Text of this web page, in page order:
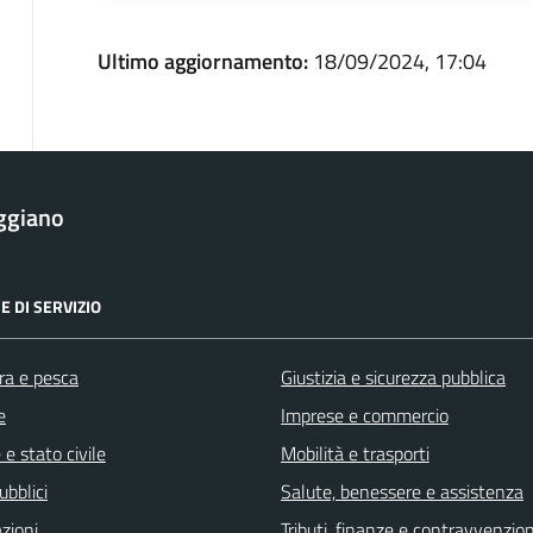
Ultimo aggiornamento: 18/09/2024, 17:04
DI SERVIZIO
e pesca
e stato civile
Giustizia e sicurezza pubblica
Imprese e commercio
Mobilità e trasporti
Salute, benessere e assistenza